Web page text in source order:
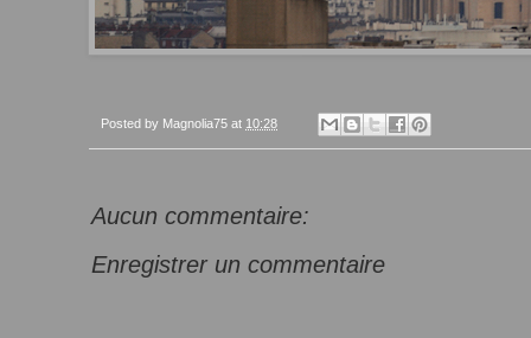
Posted by Magnolia75 at 10:28
Aucun commentaire:
Enregistrer un commentaire